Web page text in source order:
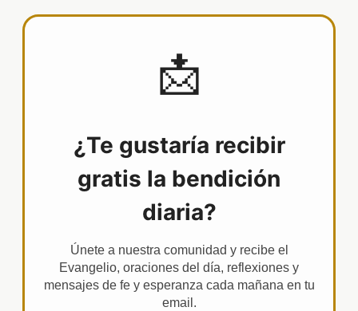
📩
¿Te gustaría recibir
gratis la bendición
diaria?
Únete a nuestra comunidad y recibe el
Evangelio, oraciones del día, reflexiones y
mensajes de fe y esperanza cada mañana en tu
email.